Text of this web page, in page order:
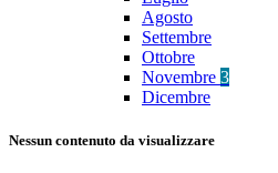
Agosto
Settembre
Ottobre
Novembre 3
Dicembre
Nessun contenuto da visualizzare